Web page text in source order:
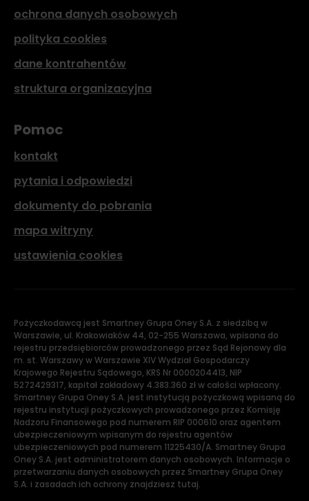
ochrona danych osobowych
polityka cookies
dane kontrahentów
struktura organizacyjna
Pomoc
kontakt
pytania i odpowiedzi
dokumenty do pobrania
mapa witryny
ustawienia cookies
Pożyczkodawcą jest Smartney Grupa Oney S.A. z siedzibą w
Warszawie, ul. Krakowiaków 44, 02-255 Warszawa, wpisana do
rejestru przedsiębiorców prowadzonego przez Sąd Rejonowy dla
m. st. Warszawy w Warszawie XIV Wydział Gospodarczy
Krajowego Rejestru Sądowego, KRS Nr 0000204413, NIP
5272429317, kapitał zakładowy 4.383.360 zł w całości wpłacony.
Smartney Grupa Oney S.A. jest instytucją pożyczkową wpisaną do
rejestru instytucji pożyczkowych prowadzonego przez Komisję
Nadzoru Finansowego pod numerem RIP 000610 oraz agentem
ubezpieczeniowym wpisanym do rejestru agentów
ubezpieczeniowych pod numerem 11225430/A. Smartney Grupa
Oney S.A. jest administratorem danych osobowych. Informacje o
przetwarzaniu danych osobowych przez Smartney Grupa Oney
S.A. i zasadach ich ochrony znajdziesz tutaj.